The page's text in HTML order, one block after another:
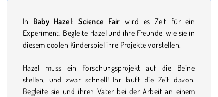
In Baby Hazel: Science Fair wird es Zeit für ein
Experiment. Begleite Hazel und ihre Freunde, wie sie in
diesem coolen Kinderspiel ihre Projekte vorstellen.
Hazel muss ein Forschungsprojekt auf die Beine
stellen, und zwar schnell! Ihr läuft die Zeit davon.
Begleite sie und ihren Vater bei der Arbeit an einem